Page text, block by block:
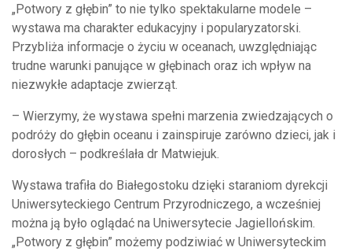
„Potwory z głębin” to nie tylko spektakularne modele –
wystawa ma charakter edukacyjny i popularyzatorski.
Przybliża informacje o życiu w oceanach, uwzględniając
trudne warunki panujące w głębinach oraz ich wpływ na
niezwykłe adaptacje zwierząt.
– Wierzymy, że wystawa spełni marzenia zwiedzających o
podróży do głębin oceanu i zainspiruje zarówno dzieci, jak i
dorosłych – podkreślała dr Matwiejuk.
Wystawa trafiła do Białegostoku dzięki staraniom dyrekcji
Uniwersyteckiego Centrum Przyrodniczego, a wcześniej
można ją było oglądać na Uniwersytecie Jagiellońskim.
„Potwory z głębin” możemy podziwiać w Uniwersyteckim